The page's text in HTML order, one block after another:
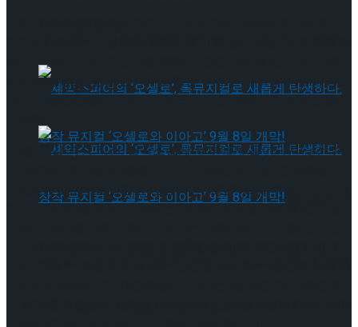
셰익스피어의 ‘오셀로’, 록뮤지컬로 새롭게 탄생
트’ 9월 개막
음악, 역동적인 퍼포먼스를 통해 꾸준한 사랑을 받아왔다. 특
히 배우들의 연주와 연기가 결합된 무대는 관객들에게 매 공연
새로운 몰입감을 선사하며, ‘미드나잇’만의 독보적 세계관을
12월 31일 자정 직전, 갑작스럽게 부부에게 들이닥친 낯선 손
춘 임강성, 깊은 몰입감과 안정적인 표현력으로 주목받는 김대
현, 부드러운 음색과 깊이 있는 연기로 새로운 매력을 선보일